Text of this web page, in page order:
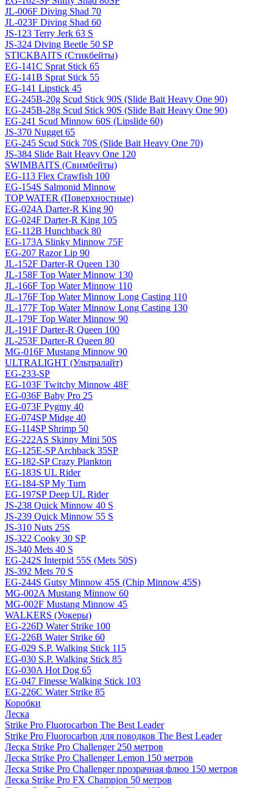
JL-006F Diving Shad 70
JL-023F Diving Shad 60
JS-123 Terry Jerk 63 S
JS-324 Diving Beetle 50 SP
STICKBAITS (Стикбейты)
EG-141C Sprat Stick 65
EG-141B Sprat Stick 55
EG-141 Lipstick 45
EG-245B-20g Scud Stick 90S (Slide Bait Heavy One 90)
EG-245B-28g Scud Stick 90S (Slide Bait Heavy One 90)
EG-241 Scud Minnow 60S (Lipslide 60)
JS-370 Nugget 65
EG-245 Scud Stick 70S (Slide Bait Heavy One 70)
JS-384 Slide Bait Heavy One 120
SWIMBAITS (Свимбейты)
EG-113 Flex Crawfish 100
EG-154S Salmonid Minnow
TOP WATER (Поверхностные)
EG-024A Darter-R King 90
EG-024F Darter-R King 105
EG-112B Hunchback 80
EG-173A Slinky Minnow 75F
EG-207 Razor Lip 90
JL-152F Darter-R Queen 130
JL-158F Top Water Minnow 130
JL-166F Top Water Minnow 110
JL-176F Top Water Minnow Long Casting 110
JL-177F Top Water Minnow Long Casting 130
JL-179F Top Water Minnow 90
JL-191F Darter-R Queen 100
JL-253F Darter-R Queen 80
MG-016F Mustang Minnow 90
ULTRALIGHT (Ультралайт)
EG-233-SP
EG-103F Twitchy Minnow 48F
EG-036F Baby Pro 25
EG-073F Pygmy 40
EG-074SP Midge 40
EG-114SP Shrimp 50
EG-222AS Skinny Mini 50S
EG-125E-SP Archback 35SP
EG-182-SP Crazy Plankton
EG-183S UL Rider
EG-184-SP My Turn
EG-197SP Deep UL Rider
JS-238 Quick Minnow 40 S
JS-239 Quick Minnow 55 S
JS-310 Nuts 25S
JS-322 Cooky 30 SP
JS-340 Mets 40 S
EG-242S Interpid 55S (Mets 50S)
JS-392 Mets 70 S
EG-244S Gutsy Minnow 45S (Chip Minnow 45S)
MG-002A Mustang Minnow 60
MG-002F Mustang Minnow 45
WALKERS (Уокеры)
EG-226D Water Strike 100
EG-226B Water Strike 60
EG-029 S.P. Walking Stick 115
EG-030 S.P. Walking Stick 85
EG-030A Hot Dog 65
EG-047 Finesse Walking Stick 103
EG-226C Water Strike 85
Коробки
Леска
Strike Pro Fluorocarbon The Best Leader
Strike Pro Fluorocarbon для поводков The Best Leader
Леска Strike Pro Challenger 250 метров
Леска Strike Pro Challenger Lemon 150 метров
Леска Strike Pro Challenger прозрачная флюо 150 метров
Леска Strike Pro FX Champion 50 метров